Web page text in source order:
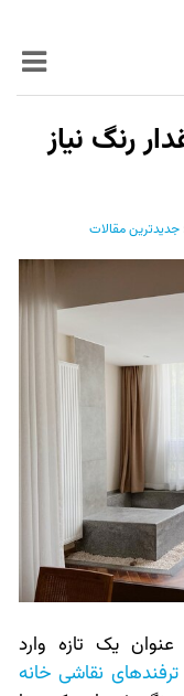
رنگ نیاز
جدیدترین مقالات
یک تازه وارد
ترفندهای نقاشی خانه